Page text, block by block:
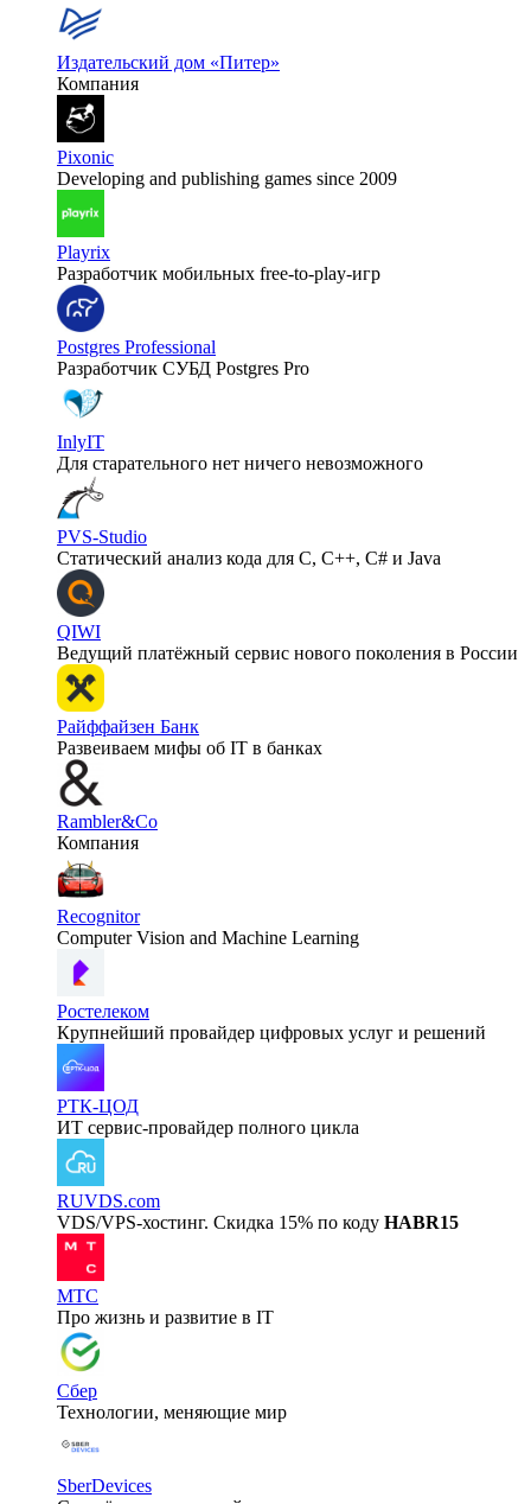
Издательский дом «Питер»
Компания
Pixonic
Developing and publishing games since 2009
Playrix
Разработчик мобильных free-to-play-игр
Postgres Professional
Разработчик СУБД Postgres Pro
InlyIT
Для старательного нет ничего невозможного
PVS-Studio
Статический анализ кода для C, C++, C# и Java
QIWI
Ведущий платёжный сервис нового поколения в России
Райффайзен Банк
Развеиваем мифы об IT в банках
Rambler&Co
Компания
Recognitor
Computer Vision and Machine Learning
Ростелеком
Крупнейший провайдер цифровых услуг и решений
РТК-ЦОД
ИТ сервис-провайдер полного цикла
RUVDS.com
VDS/VPS-хостинг. Скидка 15% по коду HABR15
МТС
Про жизнь и развитие в IT
Сбер
Технологии, меняющие мир
SberDevices